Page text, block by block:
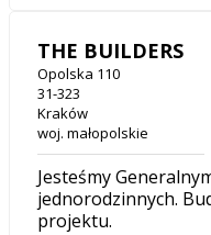
THE BUILDERS
Opolska 110
31-323
Kraków
woj. małopolskie
Jesteśmy
jednorodzinnych.
projektu.